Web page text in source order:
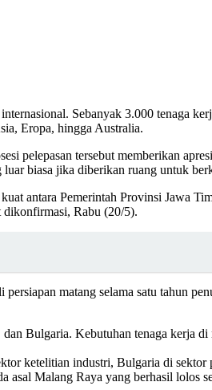
Sebanyak 3.000 tenaga
Eropa, hingga Australia.
pelepasan tersebut memberikan
biasa jika diberikan ruang untuk
antara Pemerintah Provinsi Jawa
dikonfirmasi, Rabu (20/5).
matang selama satu tahun
Bulgaria. Kebutuhan tenaga kerja di
ketelitian industri, Bulgaria di
asal Malang Raya yang berhasil lolos